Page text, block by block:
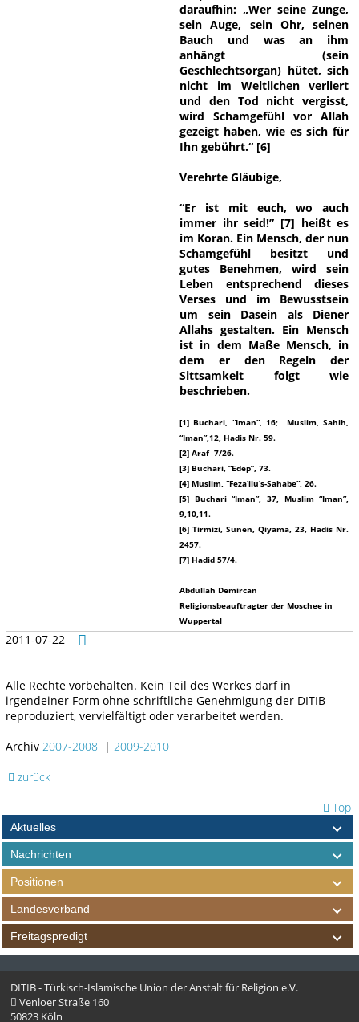
daraufhin: „Wer seine Zunge,
sein Auge, sein Ohr, seinen
Bauch und was an ihm
anhängt (sein
Geschlechtsorgan) hütet, sich
nicht im Weltlichen verliert
und den Tod nicht vergisst,
wird Schamgefühl vor Allah
gezeigt haben, wie es sich für
Ihn gebührt.“ [6]
Verehrte Gläubige,
“Er ist mit euch, wo auch
immer ihr seid!” [7] heißt es
im Koran. Ein Mensch, der nun
Schamgefühl besitzt und
gutes Benehmen, wird sein
Leben entsprechend dieses
Verses und im Bewusstsein
um sein Dasein als Diener
Allahs gestalten. Ein Mensch
ist in dem Maße Mensch, in
dem er den Regeln der
Sittsamkeit folgt wie
beschrieben.
[1] Buchari, “Iman”, 16; Muslim, Sahih,
“Iman”,12, Hadis Nr. 59.
[2] Araf 7/26.
[3] Buchari, “Edep”, 73.
[4] Muslim, “Feza’ilu’s-Sahabe”, 26.
[5] Buchari “Iman”, 37, Muslim “Iman”,
9,10,11.
[6] Tirmizi, Sunen, Qiyama, 23, Hadis Nr.
2457.
[7] Hadid 57/4.
Abdullah Demircan
Religionsbeauftragter der Moschee in
Wuppertal
2011-07-22
Alle Rechte vorbehalten. Kein Teil des Werkes darf in
irgendeiner Form ohne schriftliche Genehmigung der DITIB
reproduziert, vervielfältigt oder verarbeitet werden.
Archiv 2007-2008 | 2009-2010
zurück
Top
Aktuelles
Nachrichten
Positionen
Landesverband
Freitagspredigt
DITIB - Türkisch-Islamische Union der Anstalt für Religion e.V.
Venloer Straße 160
50823 Köln